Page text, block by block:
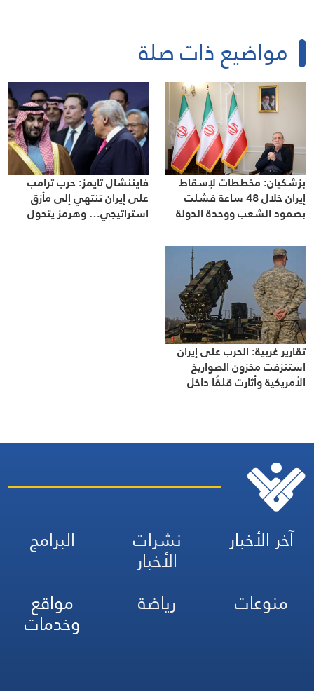
مواضيع ذات صلة
بزشكيان: مخططات لإسقاط
إيران خلال 48 ساعة فشلت
بصمود الشعب ووحدة الدولة
فايننشال تايمز: حرب ترامب
على إيران تنتهي إلى مأزق
استراتيجي… وهرمز يتحول
تقارير غربية: الحرب على إيران
استنزفت مخزون الصواريخ
الأمريكية وأثارت قلقًا داخل
آخر الأخبار نشرات
الأخبار
البرامج
منوعات
رياضة مواقع
وخدمات